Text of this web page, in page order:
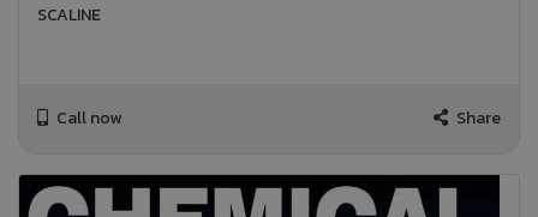
SCALINE
Call now Share